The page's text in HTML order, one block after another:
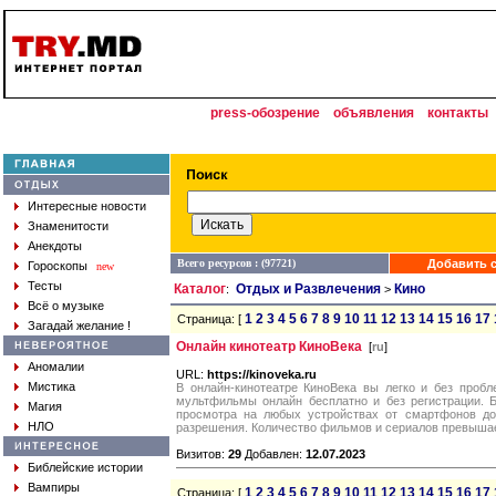
press-обозрение объявления контакты
Интересные новости
Знаменитости
Анекдоты
Гороскопы
new
Тесты
Всё о музыке
Загадай желание !
Аномалии
Мистика
Магия
НЛО
Библейские истории
Вампиры
Всего ресурсов : (97721) Добавить
Каталог: Отдых и Развлечения > Кино
Страница: [ 1 2 3 4 5 6 7 8 9 10 11 12 13 14 15 16 17
Онлайн кинотеатр КиноВека [ru]
URL: https://kinoveka.ru
В онлайн-кинотеатре КиноВека вы легко и без
мультфильмы онлайн бесплатно и без
просмотра на любых устройствах от смартфонов
разрешения. Количество фильмов и сериалов
Визитов: 29 Добавлен: 12.07.2023
Страница: [ 1 2 3 4 5 6 7 8 9 10 11 12 13 14 15 16 17